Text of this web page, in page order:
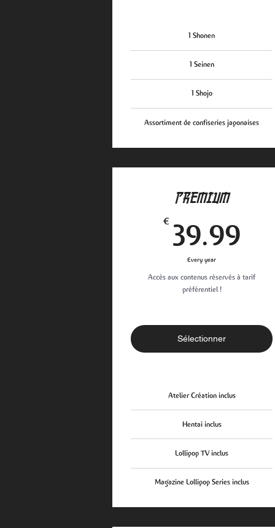
1 Shonen
1 Seinen
1 Shojo
Assortiment de confiseries japonaises
PREMIUM
€ 39.99
Every year
Accès aux contenus réservés à tarif
préférentiel !
Sélectionner
Atelier Création inclus
Hentai inclus
Lollipop TV inclus
Magazine Lollipop Series inclus